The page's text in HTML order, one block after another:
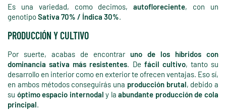
Es una variedad, como decimos,autofloreciente, con un
genotipoSativa 70% / Índica 30%.
PRODUCCIÓN Y CULTIVO
Por suerte, acabas de encontrar uno de los híbridos con
dominancia sativa más resistentes. De fácil cultivo, tanto su
desarrollo en interior como en exterior te ofrecen ventajas. Eso sí,
en ambos métodos conseguirás una producción brutal, debido a
su óptimo espacio internodal y la abundante producción de cola
principal.